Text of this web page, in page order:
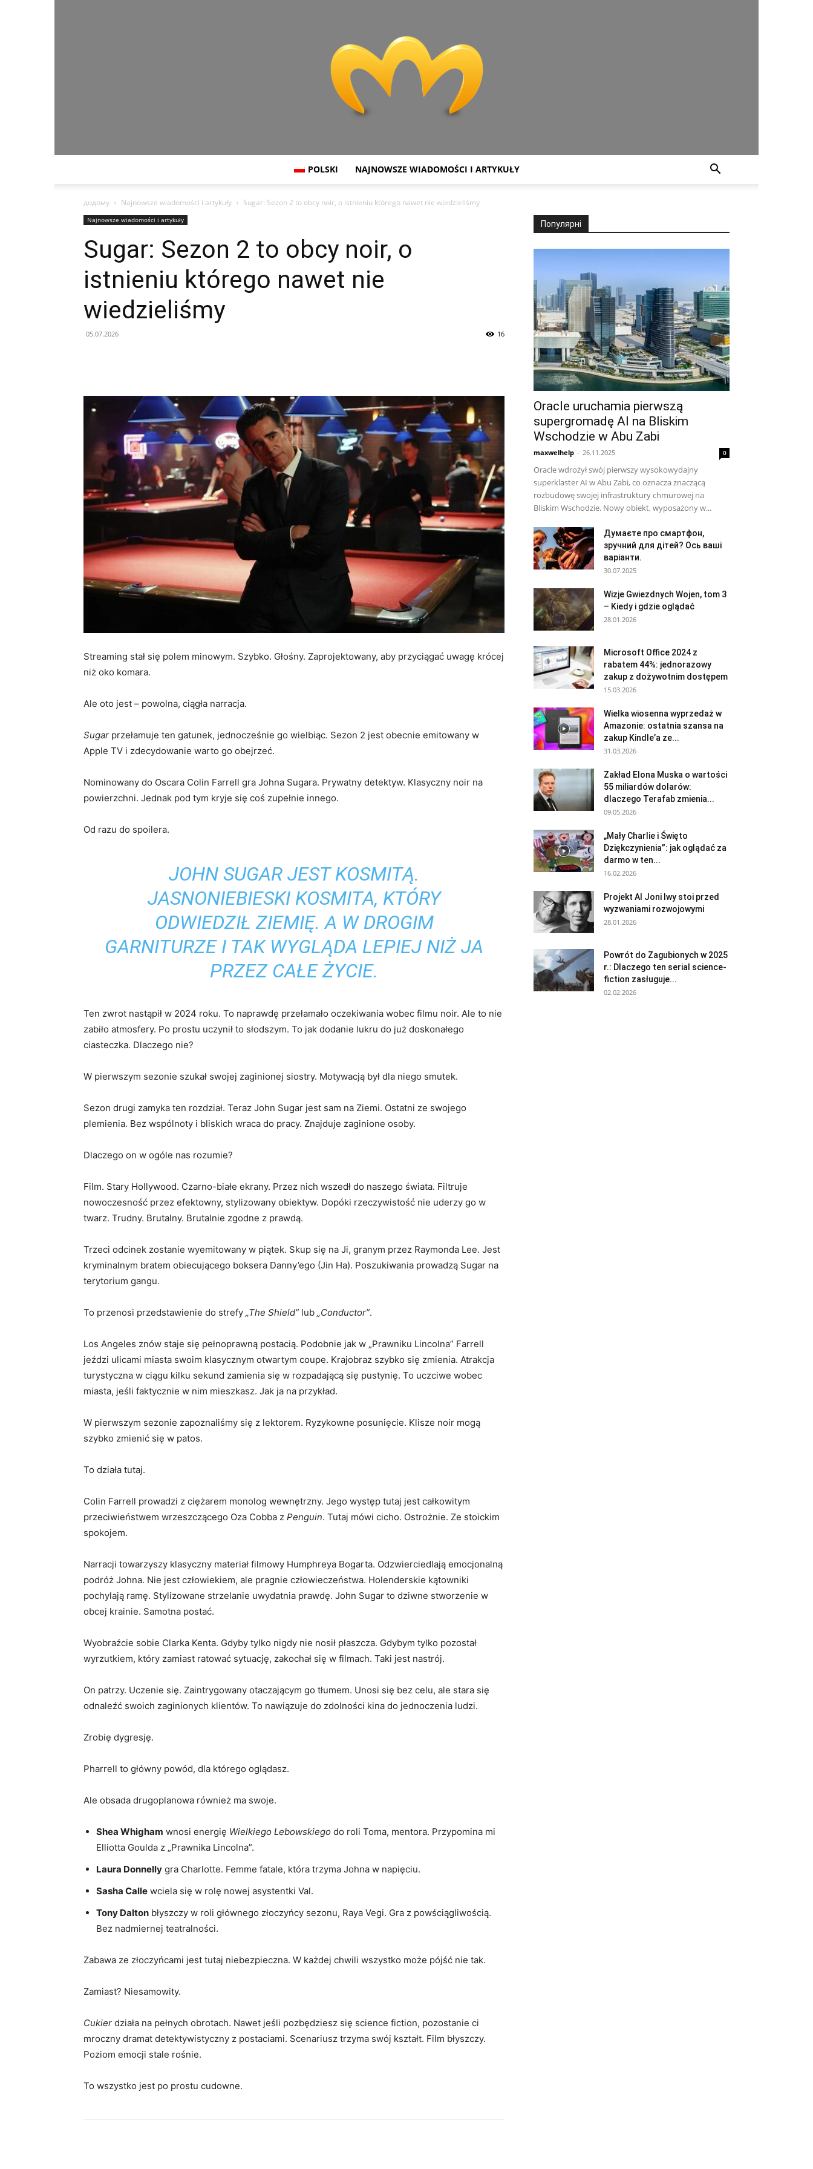
POLSKI NAJNOWSZE WIADOMOŚCI I ARTYKUŁY
додому Najnowsze wiadomości i artykuły Sugar: Sezon 2 to obcy noir, o istnieniu którego nawet nie wiedzieliśmy
Najnowsze wiadomości i artykuły
Sugar: Sezon 2 to obcy noir, o
istnieniu którego nawet nie
wiedzieliśmy
05.07.2026 16
Streaming stał się polem minowym. Szybko. Głośny. Zaprojektowany, aby przyciągać uwagę krócej
niż oko komara.
Ale oto jest – powolna, ciągła narracja.
Sugar przełamuje ten gatunek, jednocześnie go wielbiąc. Sezon 2 jest obecnie emitowany w
Apple TV i zdecydowanie warto go obejrzeć.
Nominowany do Oscara Colin Farrell gra Johna Sugara. Prywatny detektyw. Klasyczny noir na
powierzchni. Jednak pod tym kryje się coś zupełnie innego.
Od razu do spoilera.
JOHN SUGAR JEST KOSMITĄ.
JASNONIEBIESKI KOSMITA, KTÓRY
ODWIEDZIŁ ZIEMIĘ. A W DROGIM
GARNITURZE I TAK WYGLĄDA LEPIEJ NIŻ JA
PRZEZ CAŁE ŻYCIE.
Ten zwrot nastąpił w 2024 roku. To naprawdę przełamało oczekiwania wobec filmu noir. Ale to nie
zabiło atmosfery. Po prostu uczynił to słodszym. To jak dodanie lukru do już doskonałego
ciasteczka. Dlaczego nie?
W pierwszym sezonie szukał swojej zaginionej siostry. Motywacją był dla niego smutek.
Sezon drugi zamyka ten rozdział. Teraz John Sugar jest sam na Ziemi. Ostatni ze swojego
plemienia. Bez wspólnoty i bliskich wraca do pracy. Znajduje zaginione osoby.
Dlaczego on w ogóle nas rozumie?
Film. Stary Hollywood. Czarno-białe ekrany. Przez nich wszedł do naszego świata. Filtruje
nowoczesność przez efektowny, stylizowany obiektyw. Dopóki rzeczywistość nie uderzy go w
twarz. Trudny. Brutalny. Brutalnie zgodne z prawdą.
Trzeci odcinek zostanie wyemitowany w piątek. Skup się na Ji, granym przez Raymonda Lee. Jest
kryminalnym bratem obiecującego boksera Danny’ego (Jin Ha). Poszukiwania prowadzą Sugar na
terytorium gangu.
To przenosi przedstawienie do strefy „The Shield” lub „Conductor”.
Los Angeles znów staje się pełnoprawną postacią. Podobnie jak w „Prawniku Lincolna” Farrell
jeździ ulicami miasta swoim klasycznym otwartym coupe. Krajobraz szybko się zmienia. Atrakcja
turystyczna w ciągu kilku sekund zamienia się w rozpadającą się pustynię. To uczciwe wobec
miasta, jeśli faktycznie w nim mieszkasz. Jak ja na przykład.
W pierwszym sezonie zapoznaliśmy się z lektorem. Ryzykowne posunięcie. Klisze noir mogą
szybko zmienić się w patos.
To działa tutaj.
Colin Farrell prowadzi z ciężarem monolog wewnętrzny. Jego występ tutaj jest całkowitym
przeciwieństwem wrzeszczącego Oza Cobba z Penguin. Tutaj mówi cicho. Ostrożnie. Ze stoickim
spokojem.
Narracji towarzyszy klasyczny materiał filmowy Humphreya Bogarta. Odzwierciedlają emocjonalną
podróż Johna. Nie jest człowiekiem, ale pragnie człowieczeństwa. Holenderskie kątowniki
pochylają ramę. Stylizowane strzelanie uwydatnia prawdę. John Sugar to dziwne stworzenie w
obcej krainie. Samotna postać.
Wyobraźcie sobie Clarka Kenta. Gdyby tylko nigdy nie nosił płaszcza. Gdybym tylko pozostał
wyrzutkiem, który zamiast ratować sytuację, zakochał się w filmach. Taki jest nastrój.
On patrzy. Uczenie się. Zaintrygowany otaczającym go tłumem. Unosi się bez celu, ale stara się
odnaleźć swoich zaginionych klientów. To nawiązuje do zdolności kina do jednoczenia ludzi.
Zrobię dygresję.
Pharrell to główny powód, dla którego oglądasz.
Ale obsada drugoplanowa również ma swoje.
Shea Whigham wnosi energię Wielkiego Lebowskiego do roli Toma, mentora. Przypomina mi
Elliotta Goulda z „Prawnika Lincolna”.
Laura Donnelly gra Charlotte. Femme fatale, która trzyma Johna w napięciu.
Sasha Calle wciela się w rolę nowej asystentki Val.
Tony Dalton błyszczy w roli głównego złoczyńcy sezonu, Raya Vegi. Gra z powściągliwością.
Bez nadmiernej teatralności.
Zabawa ze złoczyńcami jest tutaj niebezpieczna. W każdej chwili wszystko może pójść nie tak.
Zamiast? Niesamowity.
Cukier działa na pełnych obrotach. Nawet jeśli pozbędziesz się science fiction, pozostanie ci
mroczny dramat detektywistyczny z postaciami. Scenariusz trzyma swój kształt. Film błyszczy.
Poziom emocji stale rośnie.
To wszystko jest po prostu cudowne.
Популярні
Oracle uruchamia pierwszą
supergromadę AI na Bliskim
Wschodzie w Abu Zabi
maxwelhelp - 26.11.2025 0
Oracle wdrożył swój pierwszy wysokowydajny
superklaster AI w Abu Zabi, co oznacza znaczącą
rozbudowę swojej infrastruktury chmurowej na
Bliskim Wschodzie. Nowy obiekt, wyposażony w...
Думаєте про смартфон,
зручний для дітей? Ось ваші
варіанти.
30.07.2025
Wizje Gwiezdnych Wojen, tom 3
– Kiedy i gdzie oglądać
28.01.2026
Microsoft Office 2024 z
rabatem 44%: jednorazowy
zakup z dożywotnim dostępem
15.03.2026
Wielka wiosenna wyprzedaż w
Amazonie: ostatnia szansa na
zakup Kindle’a ze...
31.03.2026
Zakład Elona Muska o wartości
55 miliardów dolarów:
dlaczego Terafab zmienia...
09.05.2026
„Mały Charlie i Święto
Dziękczynienia”: jak oglądać za
darmo w ten...
16.02.2026
Projekt AI Joni Iwy stoi przed
wyzwaniami rozwojowymi
28.01.2026
Powrót do Zagubionych w 2025
r.: Dlaczego ten serial science-
fiction zasługuje...
02.02.2026